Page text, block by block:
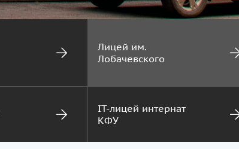
Лицей им.
Лобачевского
IT-лицей интернат
КФУ